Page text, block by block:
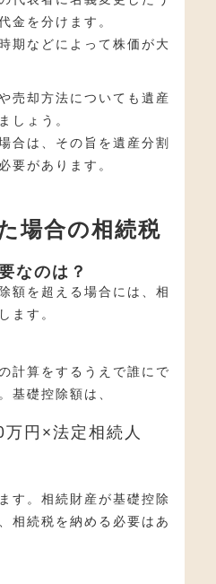
金を分けます。
期などによって株価が大
売却方法についても遺産
しょう。
合は、その旨を遺産分割
要があります。
場合の相続税
なのは？
額を超える場合には、相
ます。
計算をするうえで誰にで
基礎控除額は、
円×法定相続人
す。相続財産が基礎控除
相続税を納める必要はあ